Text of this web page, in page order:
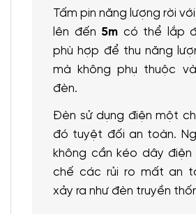
Tấm pin năng lượng rời
lên đến 5m có thể lắp
phù hợp để thu năng
mà không phụ thuộc
đèn.
Đèn sử dụng điện một
đó tuyệt đối an toàn.
không cần kéo dây
chế các rủi ro mất an
xảy ra như đèn truyền